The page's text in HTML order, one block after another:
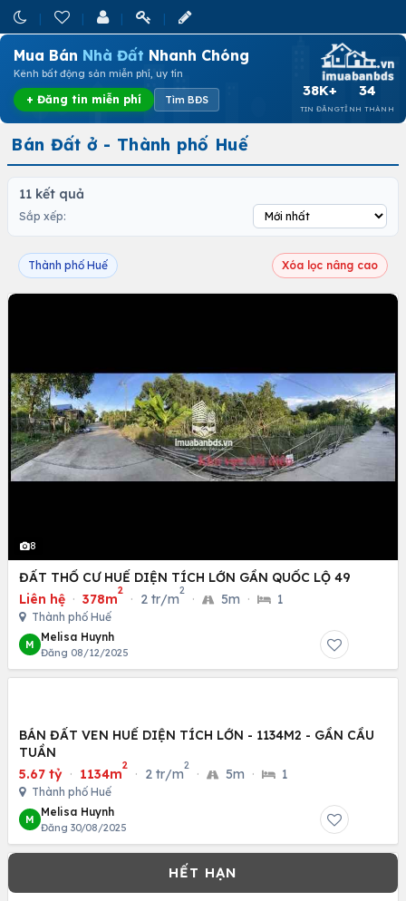
Mua Bán Nhà Đất Nhanh Chóng
Kênh bất động sản miễn phí, uy tín
+ Đăng tin miễn phí Tìm BĐS
38K+
TIN ĐĂNG
34
TỈNH THÀNH
Bán Đất ở - Thành phố Huế
11 kết quả
Sắp xếp:
Thành phố Huế Xóa lọc nâng cao
8
ĐẤT THỔ CƯ HUẾ DIỆN TÍCH LỚN GẦN QUỐC LỘ 49
Liên hệ · 378m
2
· 2 tr/m
2
· 5m · 1
Thành phố Huế
M
Melisa Huynh
Đăng 08/12/2025
BÁN ĐẤT VEN HUẾ DIỆN TÍCH LỚN - 1134M2 - GẦN CẦU
TUẦN
5.67 tỷ · 1134m
2
· 2 tr/m
2
· 5m · 1
Thành phố Huế
M
Melisa Huynh
Đăng 30/08/2025